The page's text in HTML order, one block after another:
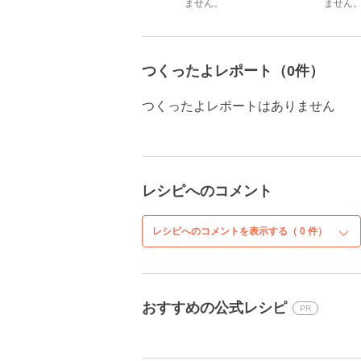
ません。
ません。
つくったよレポート（0件）
つくったよレポートはありません
レシピへのコメント
レシピへのコメントを表示する（ 0 件）
おすすめの公式レシピ PR